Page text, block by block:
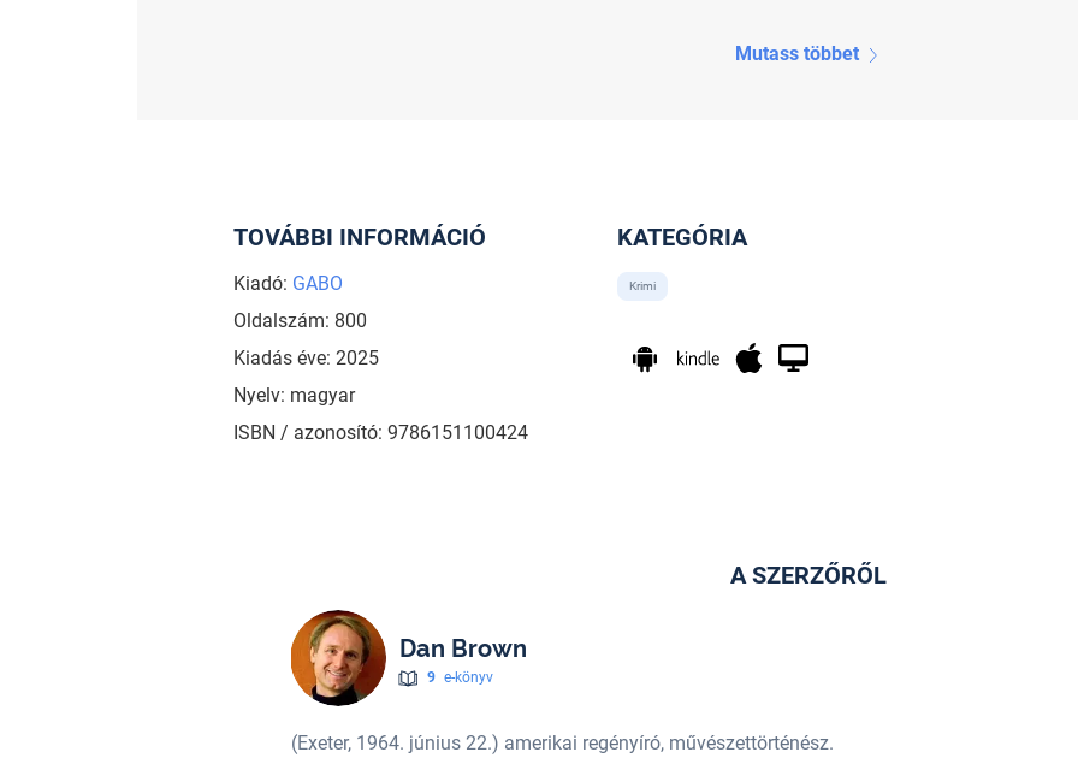
Mutass többet
TOVÁBBI INFORMÁCIÓ
Kiadó: GABO
Oldalszám: 800
Kiadás éve: 2025
Nyelv: magyar
ISBN / azonosító: 9786151100424
KATEGÓRIA
Krimi
A SZERZŐRŐL
Dan Brown
9 e-könyv
(Exeter, 1964. június 22.) amerikai regényíró, művészettörténész.